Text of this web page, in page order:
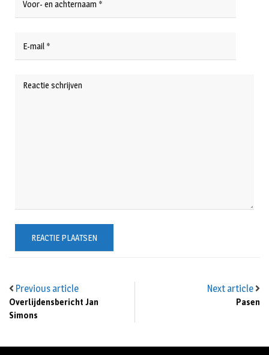
Previous article
Overlijdensbericht Jan
Simons
Next article
Pasen